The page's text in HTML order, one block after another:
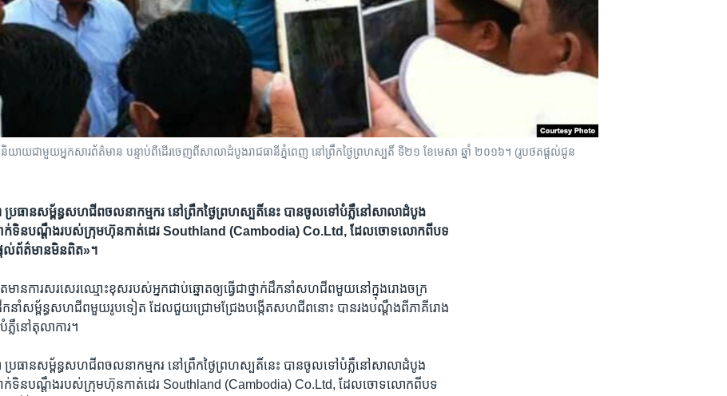
យ​ជាមួយ​អ្នក​សារព័ត៌មាន​ បន្ទាប់​ពី​ដើរ​ចេញ​ពី​សាលា​ដំបូង​រាជធានី​ភ្នំពេញ​ នៅ​ព្រឹក​ថ្ងៃ​ព្រហស្បតិ៍​ ទី​២១​ ខែ​មេសា​ ឆ្នាំ​ ២០១៦។​ (រូបថត​ផ្តល់​ជូន
ធាន​សម្ព័ន្ធ​សហជីព​ចលនា​កម្មករ​ នៅ​ព្រឹក​ថ្ងៃ​ព្រហស្បតិ៍​​នេះ​ បាន​ចូល​ទៅ​បំភ្លឺ​នៅ​សាលាដំបូង​
ទាក់​ទិន​បណ្តឹង​របស់​ក្រុមហ៊ុន​កាត់ដេរ​ Southland (Cambodia)​​ Co.Ltd, ​ដែល​ចោទ​លោក​ពី​បទ​
ល់​ព័ត៌មាន​មិន​ពិត»។
ែ​មាន​ការ​សរសេរ​ឈ្មោះ​ខុស​របស់​អ្នក​ជាប់​ឆ្នោត​ឲ្យ​ធ្វើ​ជា​ថ្នាក់​ដឹកនាំ​សហជីព​មួយ​នៅ​ក្នុង​រោងចក្រ​
កនាំ​សម្ព័ន្ធ​សហជីព​មួយ​រូប​ទៀត ដែល​ជួយ​ជ្រោមជ្រែង​បង្កើត​សហជីព​នោះ​ បាន​រង​បណ្តឹង​ពី​ភាគី​រោង
ភ្លឺ​នៅ​តុលាការ។
ធាន​សម្ព័ន្ធ​សហជីព​ចលនា​កម្មករ​ នៅ​ព្រឹក​ថ្ងៃ​ព្រហស្បតិ៍នេះ​ បាន​ចូល​ទៅ​បំភ្លឺ​នៅ​សាលាដំបូង​
ាក់​ទិន​បណ្តឹង​របស់​ក្រុមហ៊ុន​កាត់ដេរ​ Southland (Cambodia) Co.Ltd, ​ដែល​ចោទ​លោក​ពី​បទ​